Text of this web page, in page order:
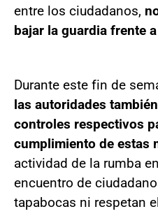
entre los ciudadanos,
bajar la guardia frente
Durante este fin de
las autoridades
controles respectivos
cumplimiento de estas
actividad de la rumba
encuentro de
tapabocas ni respetan